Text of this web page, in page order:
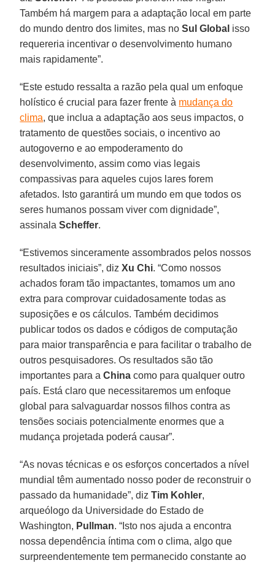
Também há margem para a adaptação local em parte
do mundo dentro dos limites, mas noSul Global isso
requereria incentivar o desenvolvimento humano
mais rapidamente”.
“Este estudo ressalta a razão pela qual um enfoque
holístico é crucial para fazer frente à mudança do
clima, que inclua a adaptação aos seus impactos, o
tratamento de questões sociais, o incentivo ao
autogoverno e ao empoderamento do
desenvolvimento, assim como vias legais
compassivas para aqueles cujos lares forem
afetados. Isto garantirá um mundo em que todos os
seres humanos possam viver com dignidade”,
assinalaScheffer.
“Estivemos sinceramente assombrados pelos nossos
resultados iniciais”, dizXu Chi. “Como nossos
achados foram tão impactantes, tomamos um ano
extra para comprovar cuidadosamente todas as
suposições e os cálculos. Também decidimos
publicar todos os dados e códigos de computação
para maior transparência e para facilitar o trabalho de
outros pesquisadores. Os resultados são tão
importantes para aChina como para qualquer outro
país. Está claro que necessitaremos um enfoque
global para salvaguardar nossos filhos contra as
tensões sociais potencialmente enormes que a
mudança projetada poderá causar”.
“As novas técnicas e os esforços concertados a nível
mundial têm aumentado nosso poder de reconstruir o
passado da humanidade”, dizTim Kohler,
arqueólogo da Universidade do Estado de
Washington, Pullman. “Isto nos ajuda a encontra
nossa dependência íntima com o clima, algo que
surpreendentemente tem permanecido constante ao